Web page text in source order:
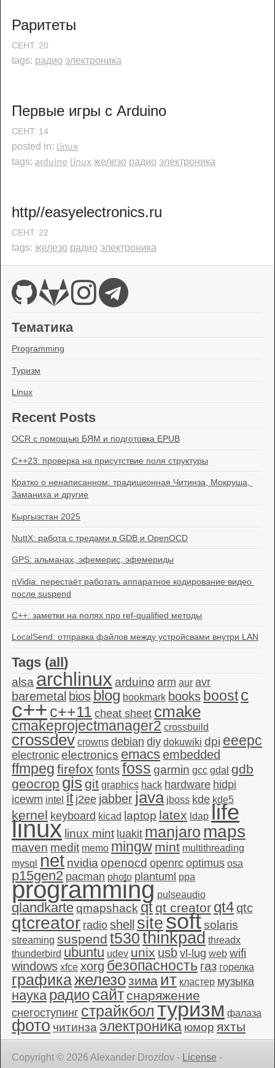
Раритеты
СЕНТ. 20
tags: радио электроника
Первые игры с Arduino
СЕНТ. 14
posted in: linux
tags: arduino linux железо радио электроника
http//easyelectronics.ru
СЕНТ. 22
tags: железо радио электроника
Тематика
Programming
Туризм
Linux
Recent Posts
OCR с помощью БЯМ и подготовка EPUB
C++23: проверка на присутствие поля структуры
Кратко о ненаписанном: традиционная Читинза, Мокруша,
Заманиха и другие
Кыргызстан 2025
NuttX: работа с тредами в GDB и OpenOCD
GPS: альманах, эфемерис, эфемериды
nVidia: перестаёт работать аппаратное кодирование видео
после suspend
C++: заметки на полях про ref-qualified методы
LocalSend: отправка файлов между устройсвами внутри LAN
Tags (all )
alsa archlinux arduino arm aur avr
baremetal bios blog bookmark books boost c
c++c++11 cheat sheet cmake
cmakeprojectmanager2 crossbuild
crossdev crowns debian diy dokuwiki dpi eeepc
electronic electronics emacsembedded
ffmpeg firefox fonts foss garmin gcc gdal gdb
geocrop gis git graphics hack hardware hidpi
icewm intel it j2ee jabber java jboss kde kde5
kernel keyboard kicad laptop latex ldap life
linux linux mint luakit manjaro maps
maven medit memo mingw mint multithreading
mysql
net nvidia openocd openrc optimus osa
p15gen2 pacman photo plantuml ppa
programming pulseaudio
qlandkarteqmapshack qt qt creator qt4qtc
qtcreator radio shell sitesoftsolaris
streaming suspend t530thinkpad threadx
thunderbird ubuntu udev unix usb vl-lug web wifi
windows xfce xorg безопасность газ горелка
графикажелезозима ит кластер музыка
наука радиосайт снаряжение
снегоступинг страйкбол туризм фалаза
фото читинза электроника юмор яхты
Copyright © 2026 Alexander Drozdov - License -